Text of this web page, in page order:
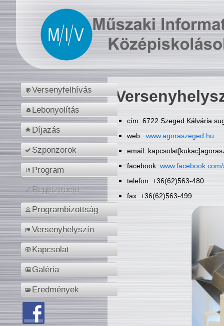
Versenyfelhívás
Lebonyolítás
Díjazás
Szponzorok
Program
Regisztráció
Programbizottság
Versenyhelyszín
Kapcsolat
Galéria
Eredmények
cím: 6722 Szeged Kálvária
web: www.agoraszeged.hu
email:
facebook:
telefon: +36(62)563-480
fax: +36(62)563-499